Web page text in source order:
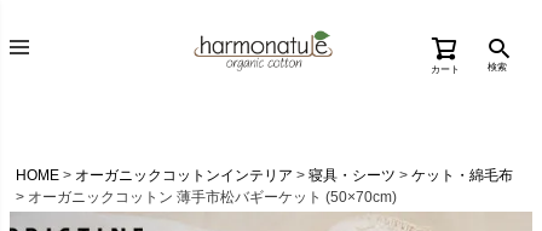
カート 検索
HOME オーガニックコットンインテリア 寝具・シーツ
ケット・綿毛布
オーガニックコットン 薄手市松バギーケット (50×70cm)